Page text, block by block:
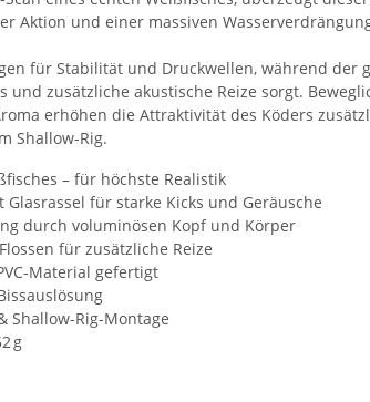
Aktion und einer massiven
für Stabilität und Druckwellen, während der
und zusätzliche akustische Reize sorgt.
erhöhen die Attraktivität des Köders
Shallow-Rig.
– für höchste Realistik
für starke Kicks und Geräusche
durch voluminösen Kopf und Körper
für zusätzliche Reize
Material gefertigt
Shallow-Rig-Montage
g